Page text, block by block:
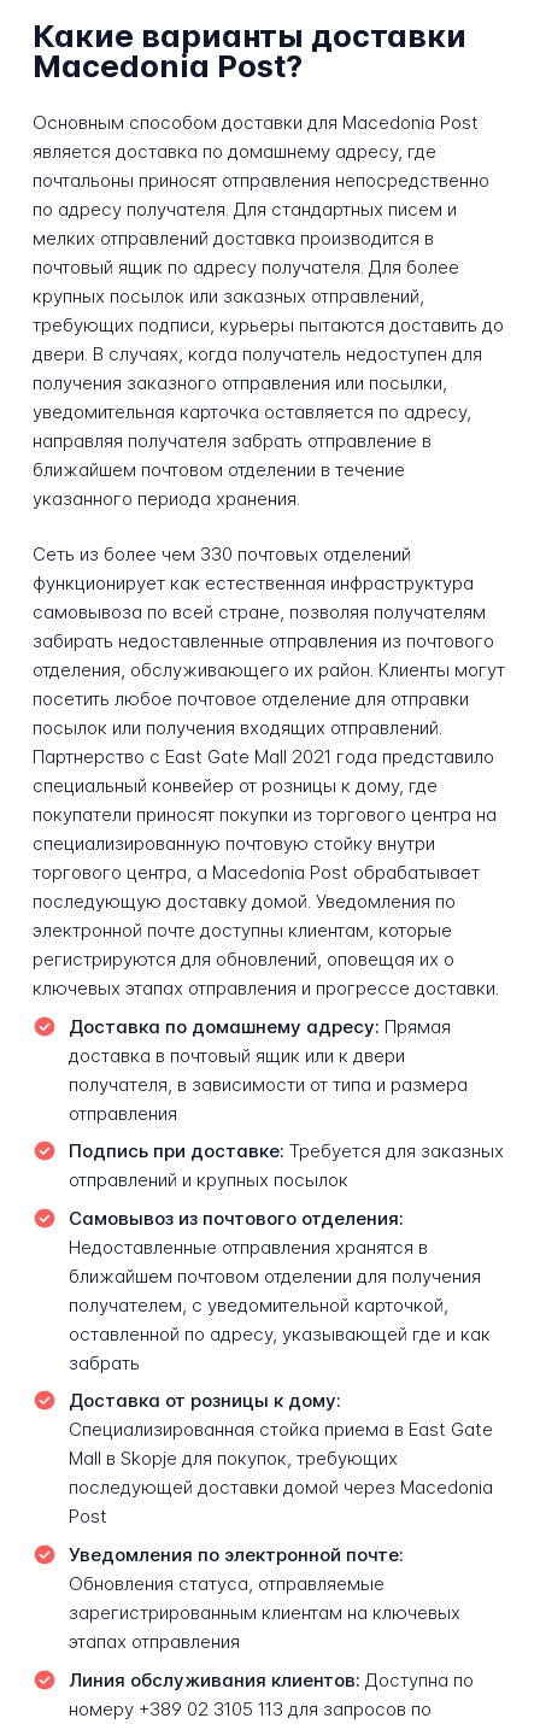
Какие варианты доставки
Macedonia Post?
Основным способом доставки для Macedonia Post
является доставка по домашнему адресу, где
почтальоны приносят отправления непосредственно
по адресу получателя. Для стандартных писем и
мелких отправлений доставка производится в
почтовый ящик по адресу получателя. Для более
крупных посылок или заказных отправлений,
требующих подписи, курьеры пытаются доставить до
двери. В случаях, когда получатель недоступен для
получения заказного отправления или посылки,
уведомительная карточка оставляется по адресу,
направляя получателя забрать отправление в
ближайшем почтовом отделении в течение
указанного периода хранения.
Сеть из более чем 330 почтовых отделений
функционирует как естественная инфраструктура
самовывоза по всей стране, позволяя получателям
забирать недоставленные отправления из почтового
отделения, обслуживающего их район. Клиенты могут
посетить любое почтовое отделение для отправки
посылок или получения входящих отправлений.
Партнерство с East Gate Mall 2021 года представило
специальный конвейер от розницы к дому, где
покупатели приносят покупки из торгового центра на
специализированную почтовую стойку внутри
торгового центра, а Macedonia Post обрабатывает
последующую доставку домой. Уведомления по
электронной почте доступны клиентам, которые
регистрируются для обновлений, оповещая их о
ключевых этапах отправления и прогрессе доставки.
Доставка по домашнему адресу: Прямая
доставка в почтовый ящик или к двери
получателя, в зависимости от типа и размера
отправления
Подпись при доставке: Требуется для заказных
отправлений и крупных посылок
Самовывоз из почтового отделения:
Недоставленные отправления хранятся в
ближайшем почтовом отделении для получения
получателем, с уведомительной карточкой,
оставленной по адресу, указывающей где и как
забрать
Доставка от розницы к дому:
Специализированная стойка приема в East Gate
Mall в Skopje для покупок, требующих
последующей доставки домой через Macedonia
Post
Уведомления по электронной почте:
Обновления статуса, отправляемые
зарегистрированным клиентам на ключевых
этапах отправления
Линия обслуживания клиентов: Доступна по
номеру +389 02 3105 113 для запросов по